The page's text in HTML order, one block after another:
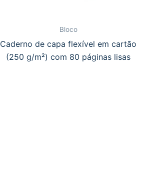
Bloco
Caderno de capa flexível em cartão
(250 g/m²) com 80 páginas lisas